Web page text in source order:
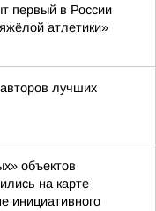
первый в России
атлетики»
лучших
объектов
на карте
инициативного